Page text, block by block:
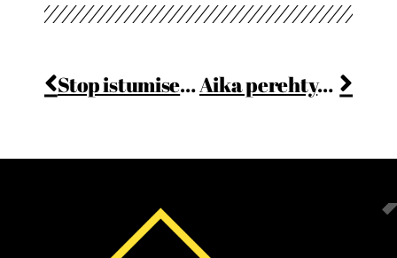
Stop istumiselle Aika perehtyä ja sitoutua